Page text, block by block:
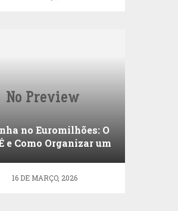
no Euromilhões: O
e Como Organizar um
16 DE MARÇO, 2026